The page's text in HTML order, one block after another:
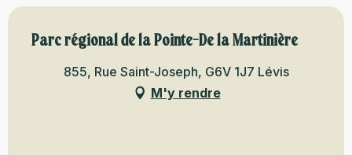
Parc régional de la Pointe-De la Martinière
855, Rue Saint-Joseph, G6V 1J7 Lévis
M'y rendre